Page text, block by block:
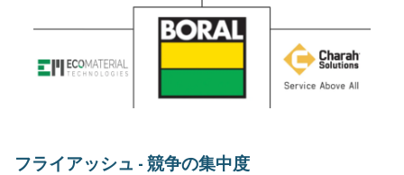
フライアッシュ - 競争の集中度